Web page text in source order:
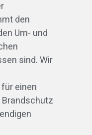
den
Um- und
sind. Wir
einen